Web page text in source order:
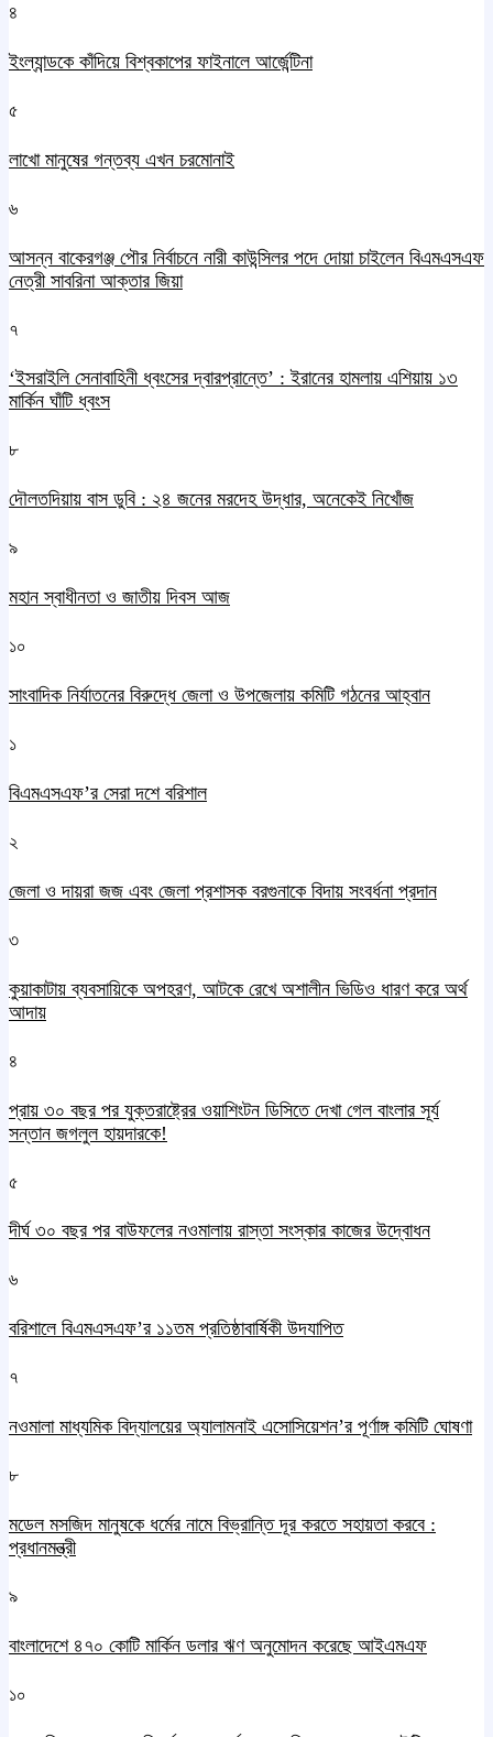
৪
ইংল্যান্ডকে কাঁদিয়ে বিশ্বকাপের ফাইনালে আর্জেন্টিনা
৫
লাখো মানুষের গন্তব্য এখন চরমোনাই
৬
আসন্ন বাকেরগঞ্জ পৌর নির্বাচনে নারী কাউন্সিলর পদে দোয়া চাইলেন বিএমএসএফ
নেত্রী সাবরিনা আক্তার জিয়া
৭
‘ইসরাইলি সেনাবাহিনী ধ্বংসের দ্বারপ্রান্তে’ : ইরানের হামলায় এশিয়ায় ১৩
মার্কিন ঘাঁটি ধ্বংস
৮
দৌলতদিয়ায় বাস ডুবি : ২৪ জনের মরদেহ উদ্ধার, অনেকেই নিখোঁজ
৯
মহান স্বাধীনতা ও জাতীয় দিবস আজ
১০
সাংবাদিক নির্যাতনের বিরুদ্ধে জেলা ও উপজেলায় কমিটি গঠনের আহ্বান
১
বিএমএসএফ’র সেরা দশে বরিশাল
২
জেলা ও দায়রা জজ এবং জেলা প্রশাসক বরগুনাকে বিদায় সংবর্ধনা প্রদান
৩
কুয়াকাটায় ব্যবসায়িকে অপহরণ, আটকে রেখে অশালীন ভিডিও ধারণ করে অর্থ
আদায়
৪
প্রায় ৩০ বছর পর যুক্তরাষ্ট্রের ওয়াশিংটন ডিসিতে দেখা গেল বাংলার সূর্য
সন্তান জগলুল হায়দারকে!
৫
দীর্ঘ ৩০ বছর পর বাউফলের নওমালায় রাস্তা সংস্কার কাজের উদ্বোধন
৬
বরিশালে বিএমএসএফ’র ১১তম প্রতিষ্ঠাবার্ষিকী উদযাপিত
৭
নওমালা মাধ্যমিক বিদ্যালয়ের অ্যালামনাই এসোসিয়েশন’র পূর্ণাঙ্গ কমিটি ঘোষণা
৮
মডেল মসজিদ মানুষকে ধর্মের নামে বিভ্রান্তি দূর করতে সহায়তা করবে :
প্রধানমন্ত্রী
৯
বাংলাদেশে ৪৭০ কোটি মার্কিন ডলার ঋণ অনুমোদন করেছে আইএমএফ
১০